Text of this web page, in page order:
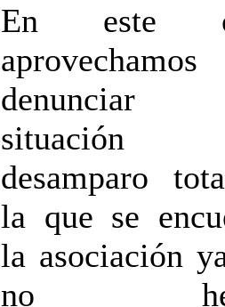
En este
aprovechamos
situación
desamparo
la que se
la asociación
no